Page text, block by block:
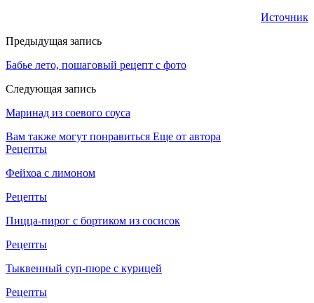
Источник
Предыдущая запись
Бабье лето, пошаговый рецепт с фото
Следующая запись
Маринад из соевого соуса
Вам также могут понравиться Еще от автора
Рецепты
Фейхоа с лимоном
Рецепты
Пицца-пирог с бортиком из сосисок
Рецепты
Тыквенный суп-пюре с курицей
Рецепты